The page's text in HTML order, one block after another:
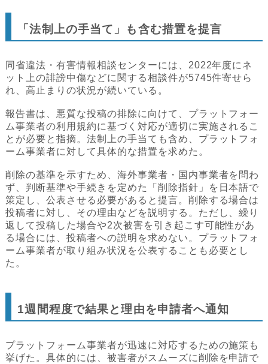
「法制上の手当て」も含む措置を提言
同省違法・有害情報相談センターには、2022年度にネ
ット上の誹謗中傷などに関する相談件が5745件寄せら
れ、高止まりの状況が続いている。
報告書は、悪質な投稿の排除に向けて、プラットフォー
ム事業者の利用規約に基づく対応が適切に実施されるこ
とが必要と指摘。法制上の手当ても含め、プラットフォ
ーム事業者に対して具体的な措置を求めた。
削除の基準を示すため、海外事業者・国内事業者を問わ
ず、判断基準や手続きを定めた「削除指針」を日本語で
策定し、公表させる必要があると提言。削除する場合は
投稿者に対し、その理由などを説明する。ただし、繰り
返して投稿した場合や2次被害を引き起こす可能性があ
る場合には、投稿者への説明を求めない。プラットフォ
ーム事業者が取り組み状況を公表することも必要とし
た。
1週間程度で結果と理由を申請者へ通知
プラットフォーム事業者が迅速に対応するための施策も
挙げた。具体的には、被害者がスムーズに削除を申請で